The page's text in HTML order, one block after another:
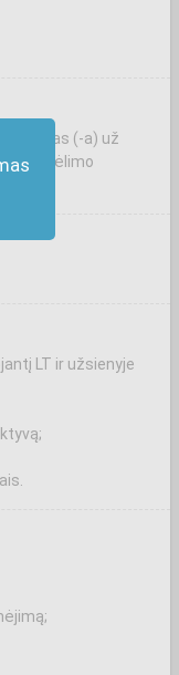
(-a) už
kėlimo
LT ir užsienyje